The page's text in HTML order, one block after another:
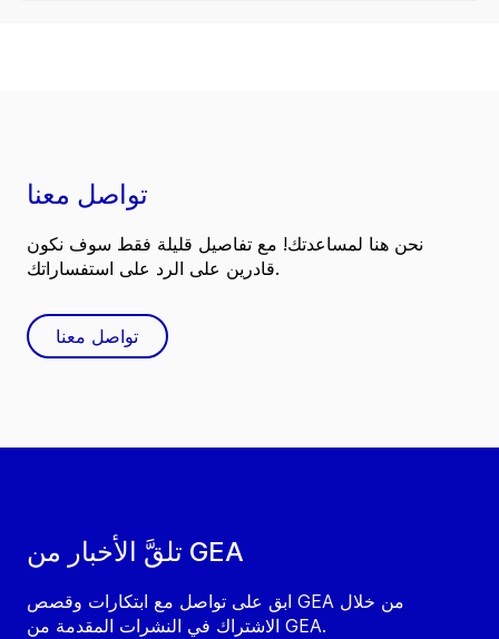
تلقَّ الأخبار من GEA
ابق على تواصل مع ابتكارات وقصص GEA من خلال
الاشتراك في النشرات المقدمة من GEA.
تواصل معنا
نحن هنا لمساعدتك! مع تفاصيل قليلة فقط سوف نكون
قادرين على الرد على استفساراتك.
تواصل معنا